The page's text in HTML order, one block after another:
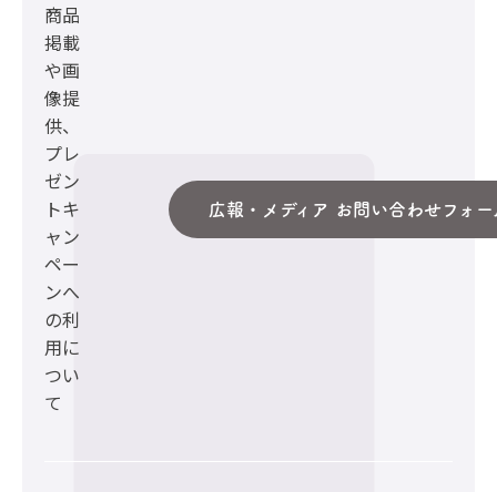
商品
掲載
や画
像提
供、
プレ
ゼン
トキ
ャン
ペー
ンへ
の利
用に
つい
て
広報・メディア お問い合わせフォー